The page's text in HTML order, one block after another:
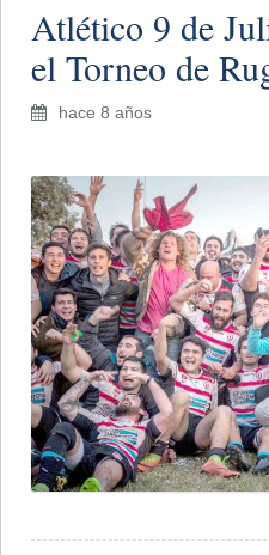
Atlético 9 de
el Torneo de
hace 8 años